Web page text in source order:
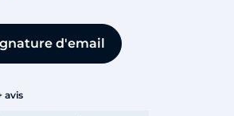
d'email
avis